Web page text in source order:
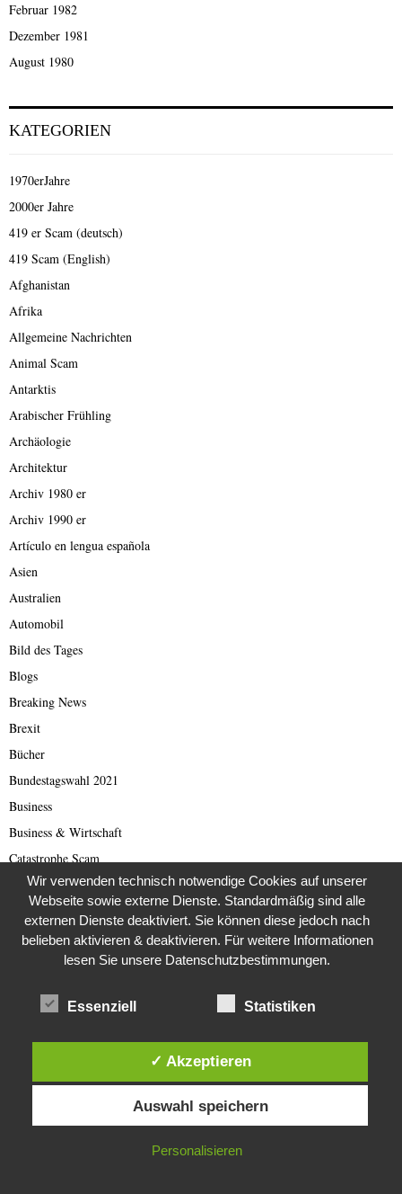
Februar 1982
Dezember 1981
August 1980
KATEGORIEN
1970erJahre
2000er Jahre
419 er Scam (deutsch)
419 Scam (English)
Afghanistan
Afrika
Allgemeine Nachrichten
Animal Scam
Antarktis
Arabischer Frühling
Archäologie
Architektur
Archiv 1980 er
Archiv 1990 er
Artículo en lengua española
Asien
Australien
Automobil
Bild des Tages
Blogs
Breaking News
Brexit
Bücher
Bundestagswahl 2021
Business
Business & Wirtschaft
Catastrophe Scam
China
China Presse
Cold Case
Covid-19
Damals
Diese Website verwendet Cookies. Durch die weitere Nutzung dieser
Website stimmst du der Verwendung von Cookies zu.
IN ORDNUNG
Wir verwenden technisch notwendige Cookies auf unserer
Webseite sowie externe Dienste. Standardmäßig sind alle
externen Dienste deaktiviert. Sie können diese jedoch nach
belieben aktivieren & deaktivieren. Für weitere Informationen
lesen Sie unsere Datenschutzbestimmungen.
Essenziell Statistiken
✓ Akzeptieren
Auswahl speichern
Personalisieren